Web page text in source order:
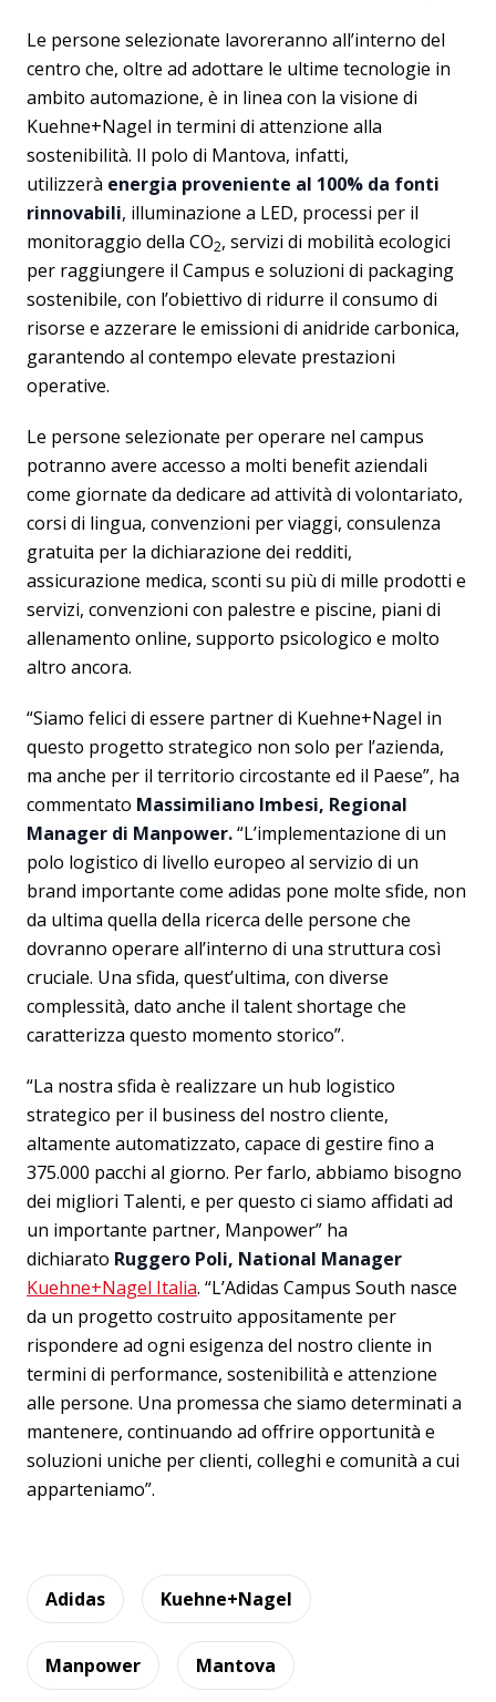
Le persone selezionate lavoreranno all’interno del
centro che, oltre ad adottare le ultime tecnologie in
ambito automazione, è in linea con la visione di
Kuehne+Nagel in termini di attenzione alla
sostenibilità. Il polo di Mantova, infatti,
utilizzerà energia proveniente al 100% da fonti
rinnovabili, illuminazione a LED, processi per il
monitoraggio della CO2, servizi di mobilità ecologici
per raggiungere il Campus e soluzioni di packaging
sostenibile, con l’obiettivo di ridurre il consumo di
risorse e azzerare le emissioni di anidride carbonica,
garantendo al contempo elevate prestazioni
operative.
Le persone selezionate per operare nel campus
potranno avere accesso a molti benefit aziendali
come giornate da dedicare ad attività di volontariato,
corsi di lingua, convenzioni per viaggi, consulenza
gratuita per la dichiarazione dei redditi,
assicurazione medica, sconti su più di mille prodotti e
servizi, convenzioni con palestre e piscine, piani di
allenamento online, supporto psicologico e molto
altro ancora.
“Siamo felici di essere partner di Kuehne+Nagel in
questo progetto strategico non solo per l’azienda,
ma anche per il territorio circostante ed il Paese”, ha
commentato Massimiliano Imbesi, Regional
Manager di Manpower.“L’implementazione di un
polo logistico di livello europeo al servizio di un
brand importante come adidas pone molte sfide, non
da ultima quella della ricerca delle persone che
dovranno operare all’interno di una struttura così
cruciale. Una sfida, quest’ultima, con diverse
complessità, dato anche il talent shortage che
caratterizza questo momento storico”.
“La nostra sfida è realizzare un hub logistico
strategico per il business del nostro cliente,
altamente automatizzato, capace di gestire fino a
375.000 pacchi al giorno. Per farlo, abbiamo bisogno
dei migliori Talenti, e per questo ci siamo affidati ad
un importante partner, Manpower” ha
dichiarato Ruggero Poli, National Manager
Kuehne+Nagel Italia. “L’Adidas Campus South nasce
da un progetto costruito appositamente per
rispondere ad ogni esigenza del nostro cliente in
termini di performance, sostenibilità e attenzione
alle persone. Una promessa che siamo determinati a
mantenere, continuando ad offrire opportunità e
soluzioni uniche per clienti, colleghi e comunità a cui
apparteniamo”.
Adidas Kuehne+Nagel
Manpower Mantova